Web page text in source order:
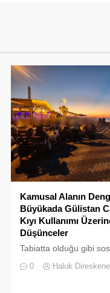
Kamusal Alanın
Büyükada Gülistan
Kıyı Kullanımı
Düşünceler
Tabiatta olduğu gibi
da boşluklar uzun süre
kalmaz; boşaltılan her
0 Haluk